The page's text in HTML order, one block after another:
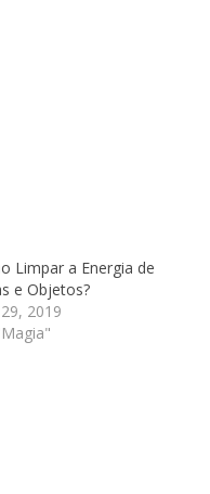
Limpar a Energia de
e Objetos?
2019